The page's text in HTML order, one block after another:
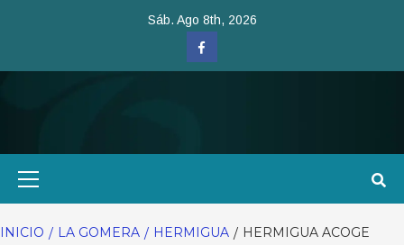
Sáb. Ago 8th, 2026
Facebook
INICIO LA GOMERA HERMIGUA
HERMIGUA ACOGE